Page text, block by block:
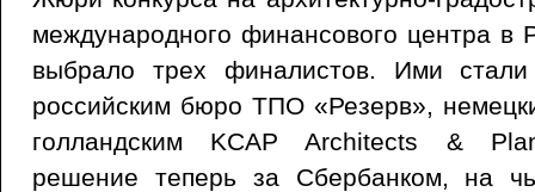
международного финансового центра в
выбрало трех финалистов. Ими
российским бюро ТПО «Резерв»,
голландским KCAP Architects &
решение теперь за Сбербанком, на